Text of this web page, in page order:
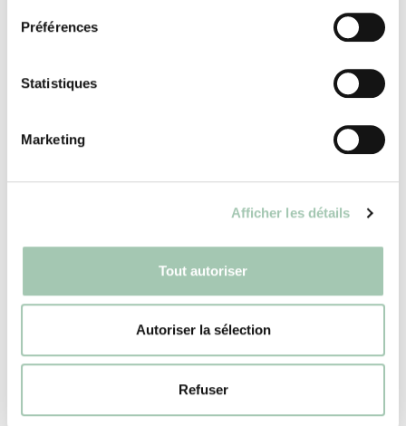
Préférences
Statistiques
Marketing
Afficher les détails
Tout autoriser
Autoriser la sélection
Refuser
Découvrez nos autres solutions
Cloison verrière : maison ou
Verrière coulissante : gain d’espace
et luminosité
Aménager l’entrée avec une verrière